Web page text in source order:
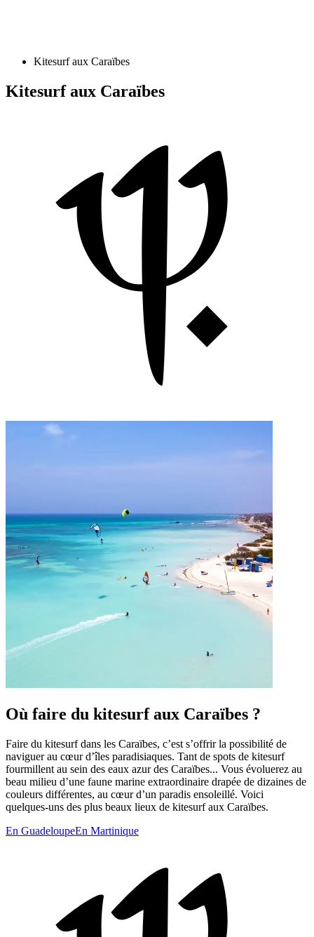
Kitesurf aux Caraïbes
Kitesurf aux Caraïbes
Où faire du kitesurf aux Caraïbes ?
Faire du kitesurf dans les Caraïbes, c’est s’offrir la possibilité de
naviguer au cœur d’îles paradisiaques. Tant de spots de kitesurf
fourmillent au sein des eaux azur des Caraïbes... Vous évoluerez au
beau milieu d’une faune marine extraordinaire drapée de dizaines de
couleurs différentes, au cœur d’un paradis ensoleillé. Voici
quelques-uns des plus beaux lieux de kitesurf aux Caraïbes.
En GuadeloupeEn Martinique